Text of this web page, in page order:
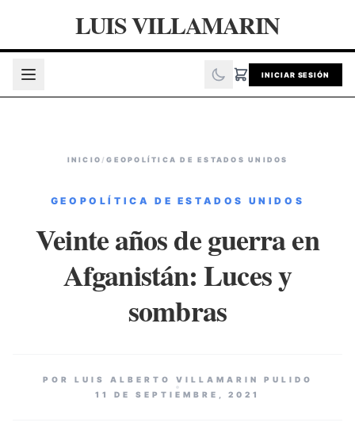
LUIS VILLAMARIN
INICIAR SESIÓN
INICIO /GEOPOLÍTICA DE ESTADOS UNIDOS
GEOPOLÍTICA DE ESTADOS UNIDOS
Veinte años de guerra en
Afganistán: Luces y
sombras
POR LUIS ALBERTO VILLAMARIN PULIDO
11 DE SEPTIEMBRE, 2021